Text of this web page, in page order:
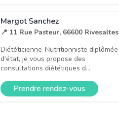
Margot Sanchez
📍 11 Rue Pasteur, 66600 Rivesaltes
Diététicienne-Nutritionniste diplômée
d'état, je vous propose des
consultations diététiques d...
Prendre rendez-vous